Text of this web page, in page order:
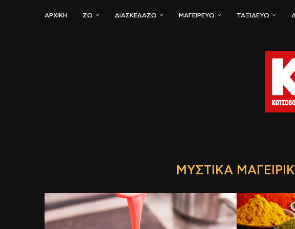
ΑΡΧΙΚΗ ΖΏ ΔΙΑΣΚΕΔΆΖΩ ΜΑΓΕΙΡΕΎΩ ΤΑΞΙΔΕΎΩ
ΜΥΣΤΙΚΆ